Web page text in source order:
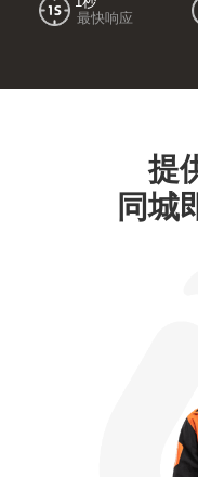
最快响应
提
同城